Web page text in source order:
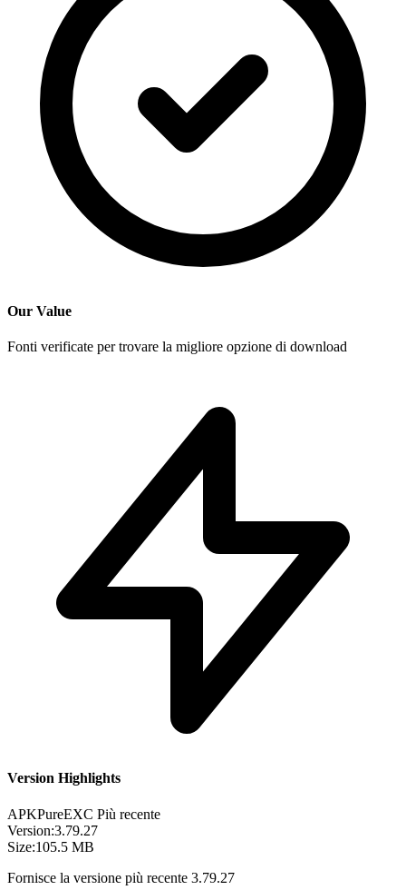
Our Value
Fonti verificate per trovare la migliore opzione di download
Version Highlights
APKPureEXC Più recente
Version:3.79.27
Size:105.5 MB
Fornisce la versione più recente 3.79.27